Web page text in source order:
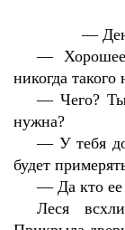
—
—
никогда
—Чего?
нужна?
— У тебя
будет
—Да кто
Леся